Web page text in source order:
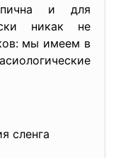
и для
никак не
мы имеем в
сленга